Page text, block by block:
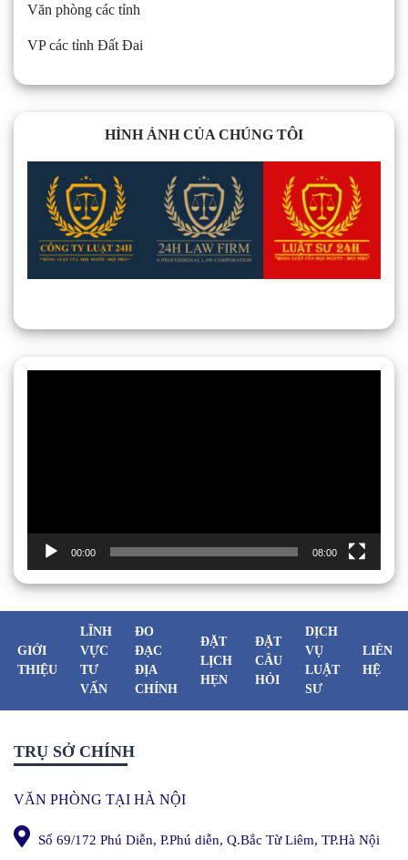
Văn phòng các tỉnh
VP các tỉnh Đất Đai
HÌNH ẢNH CỦA CHÚNG TÔI
00:00 08:00
GIỚI
THIỆU
LĨNH
VỰC
TƯ
VẤN
ĐO
ĐẠC
ĐỊA
CHÍNH
ĐẶT
LỊCH
HẸN
ĐẶT
CÂU
HỎI
DỊCH
VỤ
LUẬT
SƯ
LIÊN
HỆ
TRỤ SỞ CHÍNH
VĂN PHÒNG TẠI HÀ NỘI
Số 69/172 Phú Diễn, P.Phú diễn, Q.Bắc Từ Liêm, TP.Hà Nội